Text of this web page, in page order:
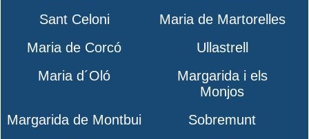
Sant Celoni
Maria de Martorelles
Maria de Corcó
Ullastrell
Maria d´Oló
Margarida i els
Monjos
Margarida de Montbui
Sobremunt